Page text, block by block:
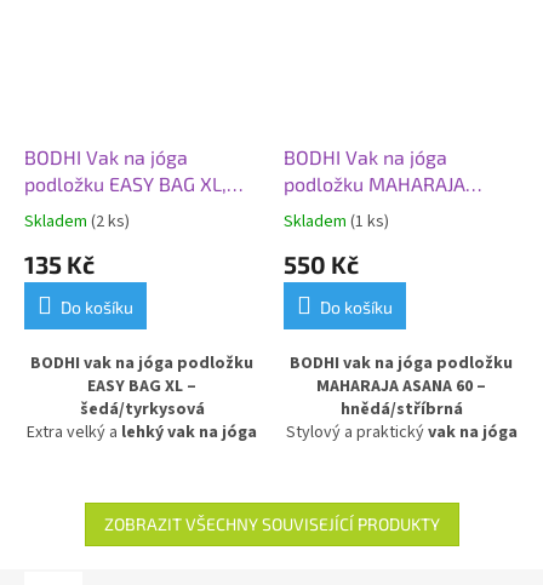
BODHI Vak na jóga
podložku EASY BAG XL,
šedá/tyrkysová
Skladem (2 ks)
135 Kč
Do košíku
BODHI vak na jóga podložku
EASY BAG XL –
šedá/tyrkysová
Extra velký a lehký vak na jóga
podložky na jógu, pilates i
gymnastiku. Vyroben z
voděodpudivého polyesteru,
BODHI Vak na jóga
podložku MAHARAJA
ASANA 60, hnědá/stříbrná
Skladem (1 ks)
550 Kč
Do košíku
BODHI vak na jóga podložku
MAHARAJA ASANA 60 –
hnědá/stříbrná
Stylový a praktickývak na jóga
barvy. Vyroben z pevné
bavlny, zajišťuje odolnost a
dlouhou životnost. Ideální pro
ZOBRAZIT VŠECHNY SOUVISEJÍCÍ PRODUKTY